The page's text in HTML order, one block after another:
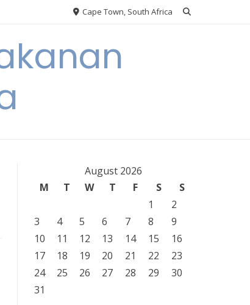
Cape Town, South Africa
August 2026
M
T W T F S
S
1
2
3
4 5 6 7 8
9
10
11 12 13 14 15
16
17
18 19 20 21 22
23
24
25 26 27 28 29
30
31